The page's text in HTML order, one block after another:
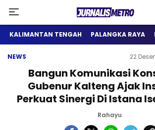
Jurnalis Metro
Satu Wadah Informasi
KALIMANTAN TENGAH PALANGKA RAYA
NEWS 22
Bangun Komunikasi
Gubenur Kalteng Ajak
Perkuat Sinergi Di Istana
Rahayu